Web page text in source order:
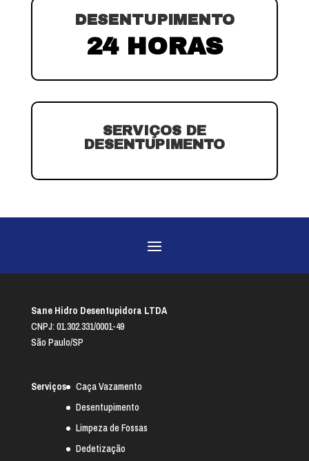
DESENTUPIMENTO
24 HORAS
SERVIÇOS DE
DESENTUPIMENTO
Sane Hidro Desentupidora LTDA
CNPJ: 01.302.331/0001-49
São Paulo/SP
Serviços
Caça Vazamento
Desentupimento
Limpeza de Fossas
Dedetização